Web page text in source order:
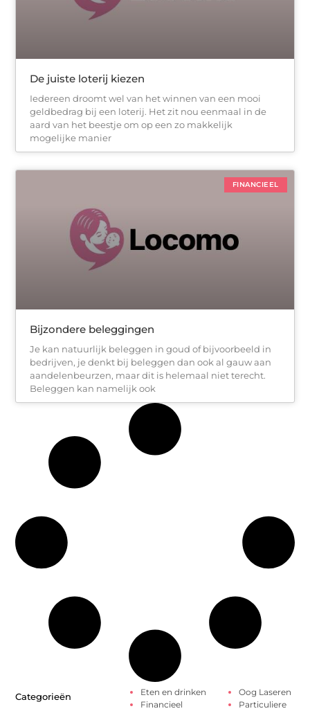
De juiste loterij kiezen
Iedereen droomt wel van het winnen van een mooi
geldbedrag bij een loterij. Het zit nou eenmaal in de
aard van het beestje om op een zo makkelijk
mogelijke manier
FINANCIEEL
Bijzondere beleggingen
Je kan natuurlijk beleggen in goud of bijvoorbeeld in
bedrijven, je denkt bij beleggen dan ook al gauw aan
aandelenbeurzen, maar dit is helemaal niet terecht.
Beleggen kan namelijk ook
Categorieën
Eten en drinken
Financieel
Oog Laseren
Particuliere